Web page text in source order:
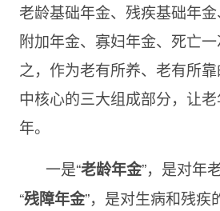
老龄基础年金、残疾基础年
附加年金、寡妇年金、死亡
之，作为老有所养、老有所
中核心的三大组成部分，让
年。
一是“老龄年金”，是对年
“残障年金”，是对生病和残疾